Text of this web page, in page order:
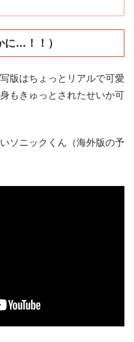
に…！！）
版はちょっとリアルで可愛
もきゅっとされたせいか可
ソニックくん（海外版の予